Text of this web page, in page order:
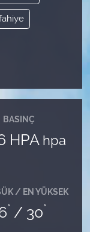
BASINÇ
HPA hpa
/ EN YÜKSEK
° / 30°